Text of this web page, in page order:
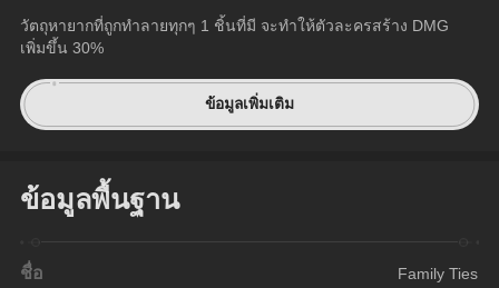
วัตถุหายากที่ถูกทำลายทุกๆ 1 ชิ้นที่มี จะทำให้ตัวละครสร้าง DMG
เพิ่มขึ้น 30%
ข้อมูลเพิ่มเติม
ข้อมูลพื้นฐาน
ชื่อ Family Ties